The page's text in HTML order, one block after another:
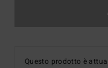
Questo prodotto è